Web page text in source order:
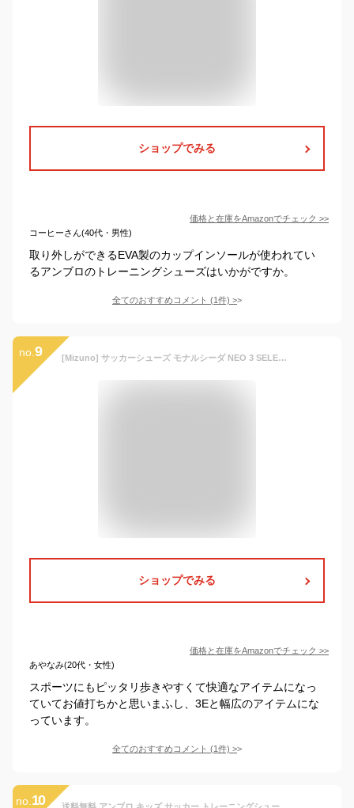
ショップでみる
価格と在庫をAmazonでチェック >>
コーヒーさん(40代・男性)
取り外しができるEVA製のカップインソールが使われてい
るアンブロのトレーニングシューズはいかがですか。
全てのおすすめコメント (1件) >
no. 9 [Mizuno] サッカーシューズ モナルシーダ NEO 3 SELECT Jr. AS キッズ ジュニア フットボール 軽量 ホワイト×ブラック 23.5 cm 3E
ショップでみる
価格と在庫をAmazonでチェック >>
あやなみ(20代・女性)
スポーツにもピッタリ歩きやすくて快適なアイテムになっ
ていてお値打ちかと思いまふし、3Eと幅広のアイテムにな
っています。
全てのおすすめコメント (1件) >
no. 10